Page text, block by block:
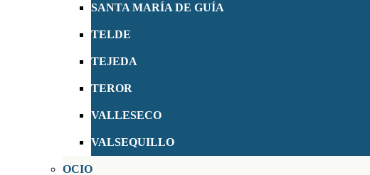
SANTA MARÍA DE GUÍA
TELDE
TEJEDA
TEROR
VALLESECO
VALSEQUILLO
OCIO